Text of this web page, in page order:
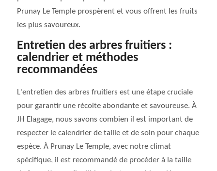
Prunay Le Temple prospèrent et vous offrent les fruits
les plus savoureux.
Entretien des arbres fruitiers :
calendrier et méthodes
recommandées
L'entretien des arbres fruitiers est une étape cruciale
pour garantir une récolte abondante et savoureuse. À
JH Elagage, nous savons combien il est important de
respecter le calendrier de taille et de soin pour chaque
espèce. À Prunay Le Temple, avec notre climat
spécifique, il est recommandé de procéder à la taille